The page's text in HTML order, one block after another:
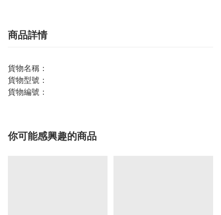
商品詳情
貨物名稱：
貨物型號：
貨物編號：
你可能感興趣的商品